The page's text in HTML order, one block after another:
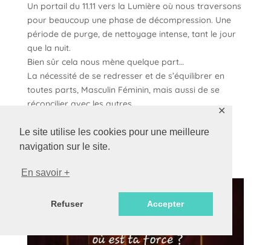
Le site utilise les cookies pour une meilleure
navigation sur le site.
En savoir +
Refuser Accepter
✕
Un portail du 11.11 vers la Lumière où nous traversons
pour beaucoup une phase de décompression. Une
période de purge, de nettoyage intense, tant le jour
que la nuit.
Bien sûr cela nous mène quelque part…
La nécessité de se redresser et de s’équilibrer en
toutes parts, Masculin Féminin, mais aussi de se
réconcilier avec les autres.
Si tu as envie d’évoluer en pleine conscience et
découvrir les 7 passages, contacte moi.